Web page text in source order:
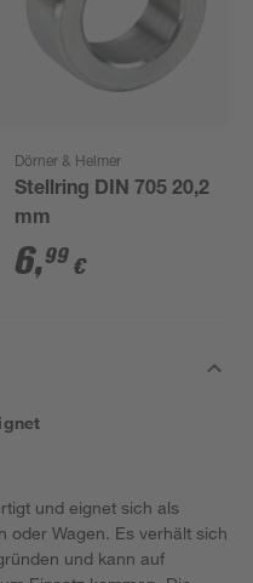
Dörner & Helmer
Stellring DIN 705 20,2
mm
6,99 €
und eignet sich als
oder Wagen. Es verhält sich
und kann auf